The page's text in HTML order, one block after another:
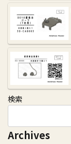
検索
Archives